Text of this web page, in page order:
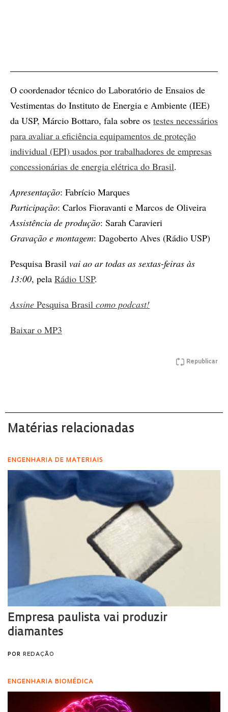
O coordenador técnico do Laboratório de Ensaios de
Vestimentas do Instituto de Energia e Ambiente (IEE)
da USP, Márcio Bottaro, fala sobre os testes necessários
para avaliar a eficiência equipamentos de proteção
individual (EPI) usados por trabalhadores de empresas
concessionárias de energia elétrica do Brasil.
Apresentação: Fabrício Marques
Participação: Carlos Fioravanti e Marcos de Oliveira
Assistência de produção: Sarah Caravieri
Gravação e montagem: Dagoberto Alves (Rádio USP)
Pesquisa Brasil vai ao ar todas as sextas-feiras às
13:00, pela Rádio USP.
Assine Pesquisa Brasil como podcast!
Baixar o MP3
Republicar